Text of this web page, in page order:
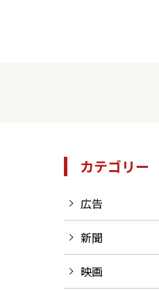
カテゴリー
広告
新聞
映画